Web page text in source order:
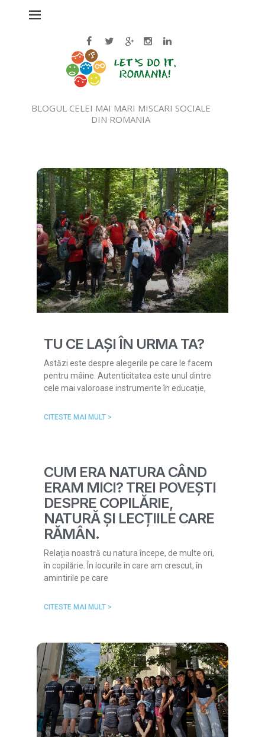
BLOGUL CELEI MAI MARI MISCARI SOCIALE
DIN ROMANIA
TU CE LAȘI ÎN URMA TA?
Astăzi este despre alegerile pe care le facem
pentru mâine. Autenticitatea este unul dintre
cele mai valoroase instrumente în educație,
CITESTE MAI MULT >
CUM ERA NATURA CÂND
ERAM MICI? TREI POVEȘTI
DESPRE COPILĂRIE,
NATURĂ ȘI LECȚIILE CARE
RĂMÂN.
Relația noastră cu natura începe, de multe ori,
în copilărie. În locurile în care am crescut, în
amintirile pe care
CITESTE MAI MULT >